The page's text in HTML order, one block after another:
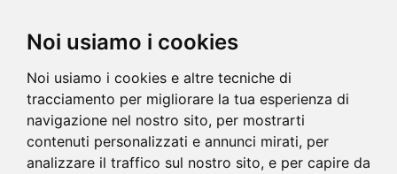
Noi usiamo i cookies
Noi usiamo i cookies e altre tecniche di
tracciamento per migliorare la tua esperienza di
navigazione nel nostro sito, per mostrarti
contenuti personalizzati e annunci mirati, per
analizzare il traffico sul nostro sito, e per capire da